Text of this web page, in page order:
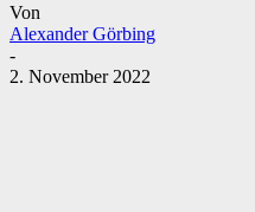
Von
Alexander Görbing
-
2. November 2022